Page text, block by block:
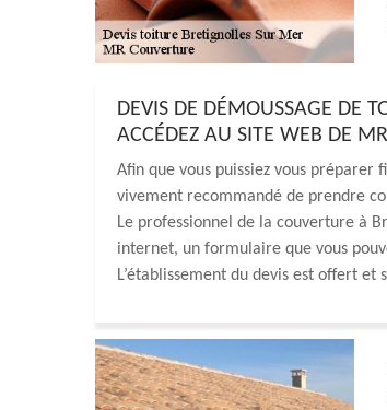
DEVIS DE DÉMOUSSAGE DE
ACCÉDEZ AU SITE WEB DE
Afin que vous puissiez vous
vivement recommandé de prendre
Le professionnel de la couverture à
internet, un formulaire que vous
L’établissement du devis est offert et